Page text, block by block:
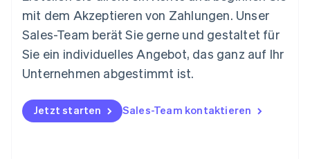
mit dem Akzeptieren von Zahlungen. Unser
Sales-Team berät Sie gerne und gestaltet für
Sie ein individuelles Angebot, das ganz auf Ihr
Unternehmen abgestimmt ist.
Jetzt starten Sales-Team kontaktieren
Niederlande
Nederlands English
Norwegen
English
Österreich
Polen
English
Portugal